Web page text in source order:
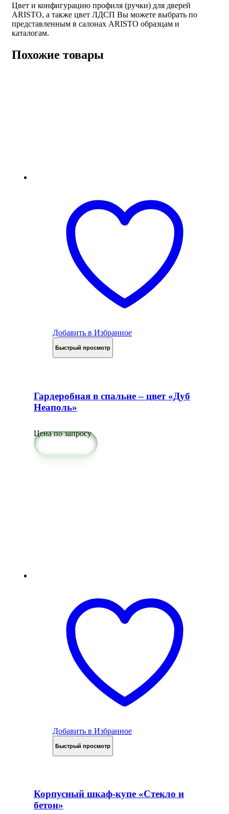
Цвет и конфигурацию профиля (ручки) для дверей
ARISTO, а также цвет ЛДСП Вы можете выбрать по
представленным в салонах ARISTO образцам и
каталогам.
Похожие товары
Добавить в Избранное
Быстрый просмотр
Гардеробная в спальне – цвет «Дуб
Неаполь»
Цена по запросу
Добавить в Избранное
Быстрый просмотр
Корпусный шкаф-купе «Стекло и
бетон»